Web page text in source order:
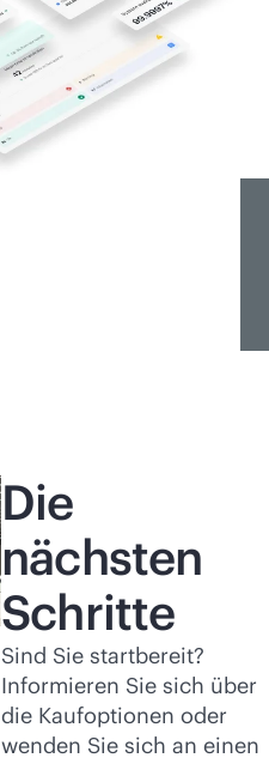
Die
nächsten
Schritte
Sind Sie startbereit?
Informieren Sie sich über
die Kaufoptionen oder
wenden Sie sich an einen